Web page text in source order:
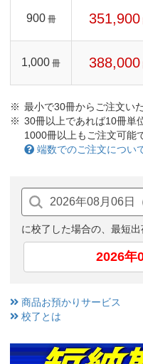
900 冊 351,900
1,000 冊 388,000
最小で30冊からご注文い
30冊以上であれば10冊単
1000冊以上もご注文可能
端数でのご注文につい
に校了した場合の、最短
2026年
商品お預かりサービス
校了とは